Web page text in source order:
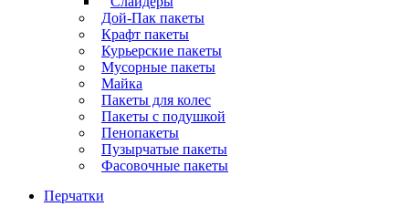
Дой-Пак пакеты
Крафт пакеты
Курьерские пакеты
Мусорные пакеты
Майка
Пакеты для колес
Пакеты с подушкой
Пенопакеты
Пузырчатые пакеты
Фасовочные пакеты
Перчатки